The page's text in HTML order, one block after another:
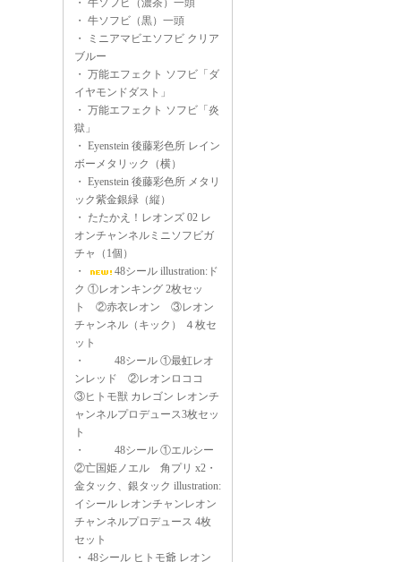
・ 牛ソフビ（濃茶）一頭
・ 牛ソフビ（黒）一頭
・
ミニアマビエソフビ クリア
ブルー
・ 万能エフェクト ソフビ「ダ
イヤモンドダスト」
・ 万能エフェクト ソフビ「炎
獄」
・ Eyenstein 後藤彩色所 レイン
ボーメタリック（横）
・ Eyenstein 後藤彩色所 メタリ
ック紫金銀緑（縦）
・ たたかえ！レオンズ 02 レ
オンチャンネルミニソフビガ
チャ（1個）
・
48シール illustration:ド
ク ①レオンキング 2枚セッ
ト ②赤衣レオン ③レオン
チャンネル（キック） ４枚セ
ット
・
48シール ①最虹レオ
ンレッド ②レオンロココ
③ヒトモ獣 カレゴン レオンチ
ャンネルプロデュース3枚セッ
ト
・
48シール ①エルシー
②亡国姫ノエル 角プリ x2・
金タック、銀タック illustration:
イシール レオンチャンレオン
チャンネルプロデュース 4枚
セット
・ 48シール ヒトモ爺 レオン